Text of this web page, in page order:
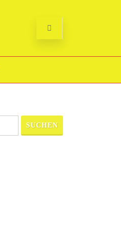
SUCHEN